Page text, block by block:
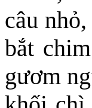
câu
bắt
gươm